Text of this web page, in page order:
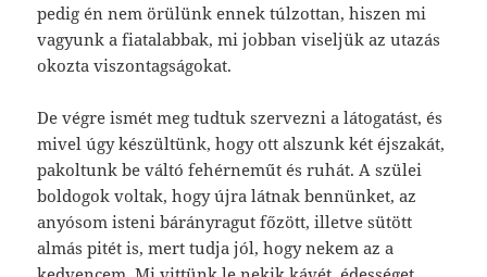
pedig én nem örülünk ennek túlzottan, hiszen mi
vagyunk a fiatalabbak, mi jobban viseljük az utazás
okozta viszontagságokat.
De végre ismét meg tudtuk szervezni a látogatást, és
mivel úgy készültünk, hogy ott alszunk két éjszakát,
pakoltunk be váltó fehérneműt és ruhát. A szülei
boldogok voltak, hogy újra látnak bennünket, az
anyósom isteni bárányragut főzött, illetve sütött
almás pitét is, mert tudja jól, hogy nekem az a